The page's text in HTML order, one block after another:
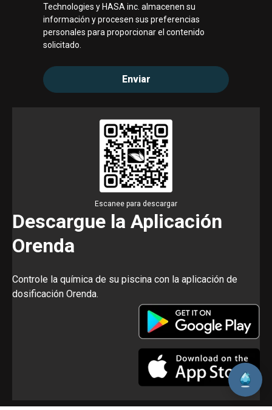
Technologies y HASA inc. almacenen su
información y procesen sus preferencias
personales para proporcionar el contenido
solicitado.
Escanee para descargar
Descargue la Aplicación
Orenda
Controle la química de su piscina con la aplicación de
dosificación Orenda.